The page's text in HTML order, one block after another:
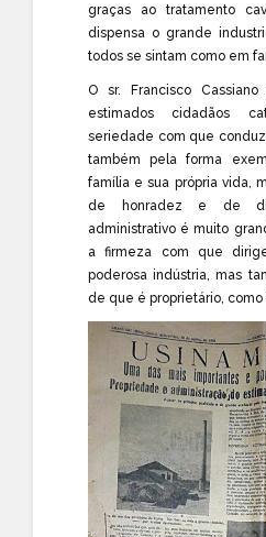
graças ao tratamento
dispensa o grande
todos se sintam como em
O sr. Francisco
estimados cidadãos
seriedade com que
também pela forma
família e sua própria vida,
de honradez e de
administrativo é muito
a firmeza com que
poderosa indústria, mas
de que é proprietário,